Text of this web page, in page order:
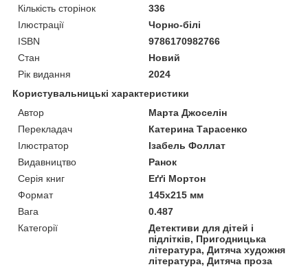
Кількість сторінок
336
Ілюстрації
Чорно-білі
ISBN
9786170982766
Стан
Новий
Рік видання
2024
Користувальницькі характеристики
Автор
Марта Джоселін
Перекладач
Катерина Тарасенко
Ілюстратор
Ізабель Фоллат
Видавництво
Ранок
Серія книг
Еґґі Мортон
Формат
145х215 мм
Вага
0.487
Категорії
Детективи для дітей і
підлітків, Пригодницька
література, Дитяча художня
література, Дитяча проза